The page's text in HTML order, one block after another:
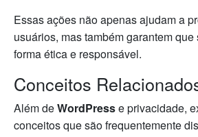
Essas ações não apenas ajudam a
usuários, mas também garantem
forma ética e responsável.
Conceitos
Além deWordPresse privacidade,
conceitos que são frequentemente